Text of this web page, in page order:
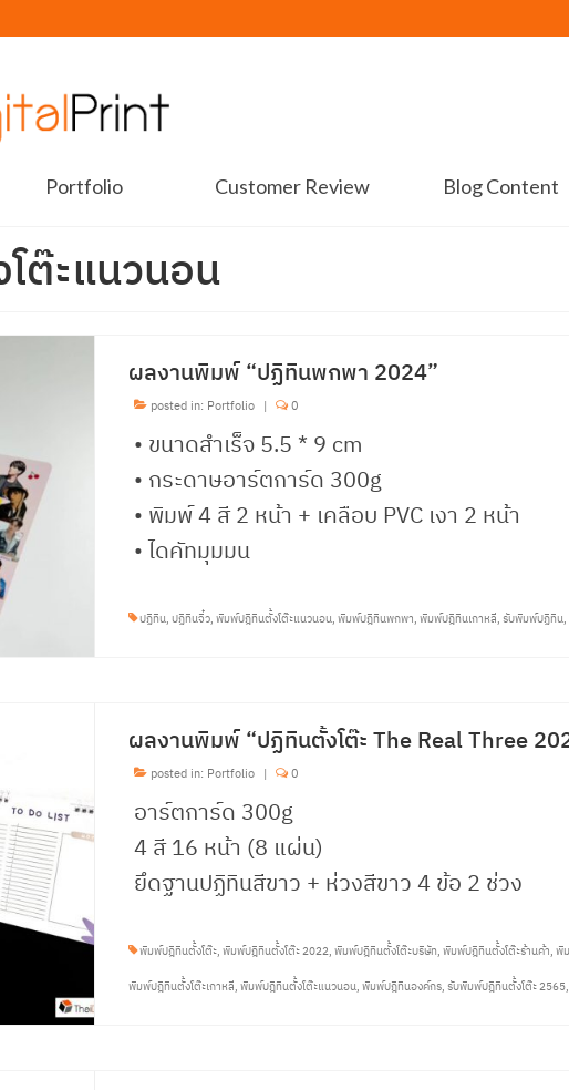
Portfolio Customer Review Blog Content
ต๊ะแนวนอน
ผลงานพิมพ์ “ปฏิทินพกพา 2024”
posted in: Portfolio | 0
• ขนาดสำเร็จ 5.5 * 9 cm
• กระดาษอาร์ตการ์ด 300g
• พิมพ์ 4 สี 2 หน้า + เคลือบ PVC เงา 2 หน้า
• ไดคัทมุมมน
ปฏิทิน ,ปฏิทินจิ๋ว ,พิมพ์ปฎิทินตั้งโต๊ะแนวนอน ,พิมพ์ปฎิทินพกพา ,พิมพ์ปฎิทินเกาหลี ,รับพิมพ์ปฏิทิน
ผลงานพิมพ์ “ปฏิทินตั้งโต๊ะ The Real Three
posted in: Portfolio | 0
อาร์ตการ์ด 300g
4 สี 16 หน้า (8 แผ่น)
ยึดฐานปฏิทินสีขาว + ห่วงสีขาว 4 ข้อ 2 ช่วง
พิมพ์ปฎิทินตั้งโต๊ะ ,พิมพ์ปฎิทินตั้งโต๊ะ 2022 ,พิมพ์ปฎิทินตั้งโต๊ะบริษัท ,พิมพ์ปฎิทินตั้งโต๊ะร้านค้า ,พิ
พิมพ์ปฎิทินตั้งโต๊ะเกาหลี ,พิมพ์ปฎิทินตั้งโต๊ะแนวนอน ,พิมพ์ปฎิทินองค์กร ,รับพิมพ์ปฎิทินตั้งโต๊ะ 2565